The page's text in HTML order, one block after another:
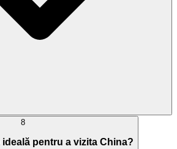
8
pentru a vizita China?